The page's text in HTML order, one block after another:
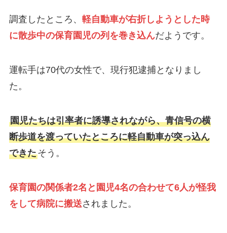
調査したところ、 軽自動車が右折しようとした時
に散歩中の保育園児の列を巻き込んだようです。
運転手は70代の女性で、現行犯逮捕となりまし
た。
園児たちは引率者に誘導されながら、青信号の横
断歩道を渡っていたところに軽自動車が突っ込ん
できたそう。
保育園の関係者2名と園児4名の合わせて6人が怪我
をして病院に搬送されました。